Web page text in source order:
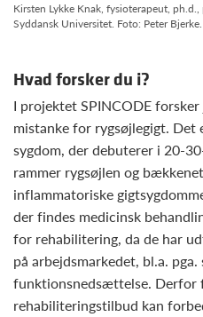
Kirsten Lykke Knak, fysioterapeut,
Syddansk Universitet. Foto: Peter Bjerke.
Hvad forsker du i?
I projektet SPINCODE
mistanke for rygsøjlegigt. Det
sygdom, der debuterer i 20-
rammer rygsøjlen og
inflammatoriske
der findes medicinsk
for rehabilitering, da de har
på arbejdsmarkedet, bl.a.
funktionsnedsættelse. Derfor
rehabiliteringstilbud kan